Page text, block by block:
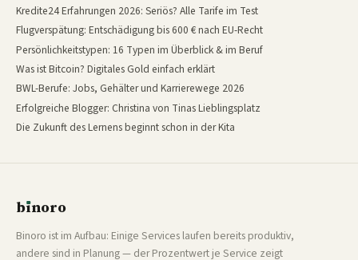
Kredite24 Erfahrungen 2026: Seriös? Alle Tarife im Test
Flugverspätung: Entschädigung bis 600 € nach EU-Recht
Persönlichkeitstypen: 16 Typen im Überblick & im Beruf
Was ist Bitcoin? Digitales Gold einfach erklärt
BWL-Berufe: Jobs, Gehälter und Karrierewege 2026
Erfolgreiche Blogger: Christina von Tinas Lieblingsplatz
Die Zukunft des Lernens beginnt schon in der Kita
bınoro
Binoro ist im Aufbau: Einige Services laufen bereits produktiv,
andere sind in Planung — der Prozentwert je Service zeigt